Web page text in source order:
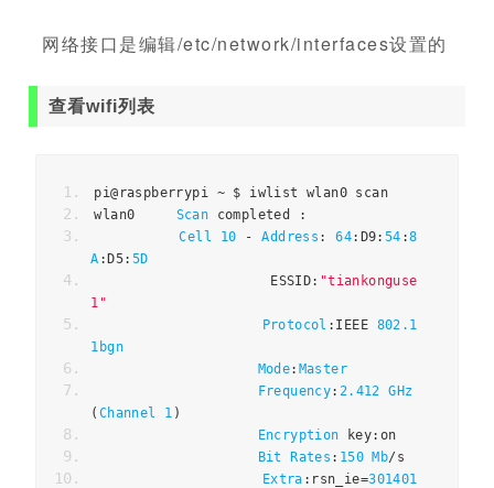
网络接口是编辑/etc/network/interfaces设置的
查看wifi列表
pi@raspberrypi ~ $ iwlist wlan0 scan
wlan0 Scan completed
:
Cell
10 - Address : 64: D9: 54 :8
A : D5: 5D
                    ESSID
: "tiankonguse
1"
Protocol : IEEE 802.1
1bgn
Mode: Master
Frequency: 2.412 GHz
( Channel 1 )
Encryption key: on
Bit
Rates : 150 Mb/ s
Extra : rsn_ie=301401